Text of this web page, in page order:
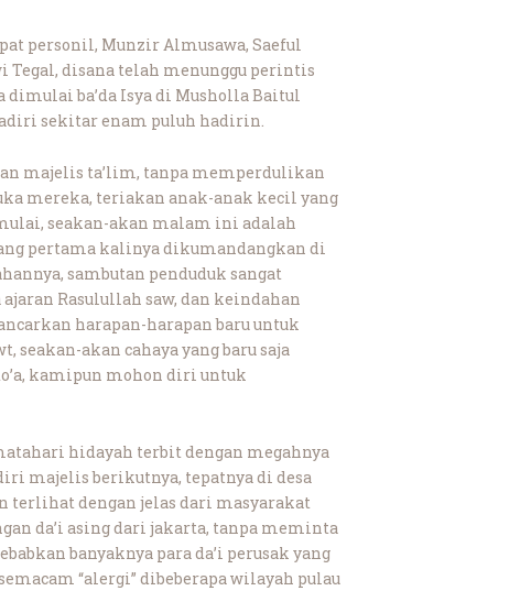
personil, Munzir Almusawa, Saeful
Tegal, disana telah menunggu perintis
dimulai ba’da Isya di Musholla Baitul
sekitar enam puluh hadirin.
majelis ta’lim, tanpa memperdulikan
mereka, teriakan anak-anak kecil yang
seakan-akan malam ini adalah
pertama kalinya dikumandangkan di
sambutan penduduk sangat
Rasulullah saw, dan keindahan
harapan-harapan baru untuk
akan cahaya yang baru saja
kamipun mohon diri untuk
hidayah terbit dengan megahnya
majelis berikutnya, tepatnya di desa
terlihat dengan jelas dari masyarakat
da’i asing dari jakarta, tanpa meminta
banyaknya para da’i perusak yang
“alergi” dibeberapa wilayah pulau